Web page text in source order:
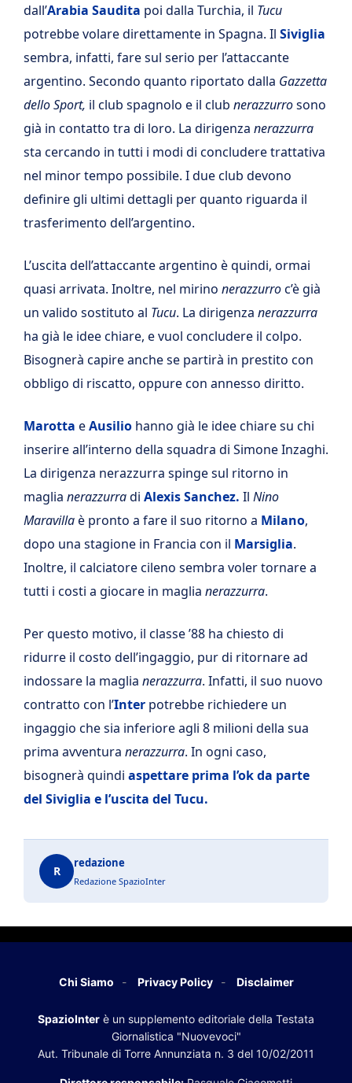
dall’Arabia Saudita poi dalla Turchia, il Tucu
potrebbe volare direttamente in Spagna. Il Siviglia
sembra, infatti, fare sul serio per l’attaccante
argentino. Secondo quanto riportato dalla Gazzetta
dello Sport, il club spagnolo e il club nerazzurrosono
già in contatto tra di loro. La dirigenza nerazzurra
sta cercando in tutti i modi di concludere trattativa
nel minor tempo possibile. I due club devono
definire gli ultimi dettagli per quanto riguarda il
trasferimento dell’argentino.
L’uscita dell’attaccante argentino è quindi, ormai
quasi arrivata. Inoltre, nel mirino nerazzurroc’è già
un valido sostituto al Tucu. La dirigenza nerazzurra
ha già le idee chiare, e vuol concludere il colpo.
Bisognerà capire anche se partirà in prestito con
obbligo di riscatto, oppure con annesso diritto.
Marotta eAusilio hanno già le idee chiare su chi
inserire all’interno della squadra di Simone Inzaghi.
La dirigenza nerazzurra spinge sul ritorno in
maglia nerazzurradi Alexis Sanchez. Il Nino
Maravillaè pronto a fare il suo ritorno a Milano,
dopo una stagione in Francia con il Marsiglia.
Inoltre, il calciatore cileno sembra voler tornare a
tutti i costi a giocare in maglia nerazzurra.
Per questo motivo, il classe ’88 ha chiesto di
ridurre il costo dell’ingaggio, pur di ritornare ad
indossare la maglia nerazzurra. Infatti, il suo nuovo
contratto con l’Inter potrebbe richiedere un
ingaggio che sia inferiore agli 8 milioni della sua
prima avventura nerazzurra. In ogni caso,
bisognerà quindi aspettare prima l’ok da parte
del Siviglia e l’uscita del Tucu.
R
redazione
Redazione SpazioInter
Chi Siamo Privacy Policy Disclaimer
SpazioInter è un supplemento editoriale della Testata
Giornalistica "Nuovevoci"
Aut. Tribunale di Torre Annunziata n. 3 del 10/02/2011